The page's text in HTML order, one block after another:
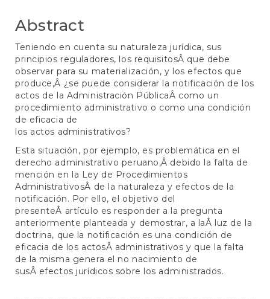
Abstract
Teniendo en cuenta su naturaleza jurídica, sus
principios reguladores, los requisitosÂ que debe
observar para su materialización, y los efectos que
produce,Â ¿se puede considerar la notificación de los
actos de la Administración PúblicaÂ como un
procedimiento administrativo o como una condición
de eficacia de
los actos administrativos?
Esta situación, por ejemplo, es problemática en el
derecho administrativo peruano,Â debido la falta de
mención en la Ley de Procedimientos
AdministrativosÂ de la naturaleza y efectos de la
notificación. Por ello, el objetivo del
presenteÂ artículo es responder a la pregunta
anteriormente planteada y demostrar, a laÂ luz de la
doctrina, que la notificación es una condición de
eficacia de los actosÂ administrativos y que la falta
de la misma genera el no nacimiento de
susÂ efectos jurídicos sobre los administrados.